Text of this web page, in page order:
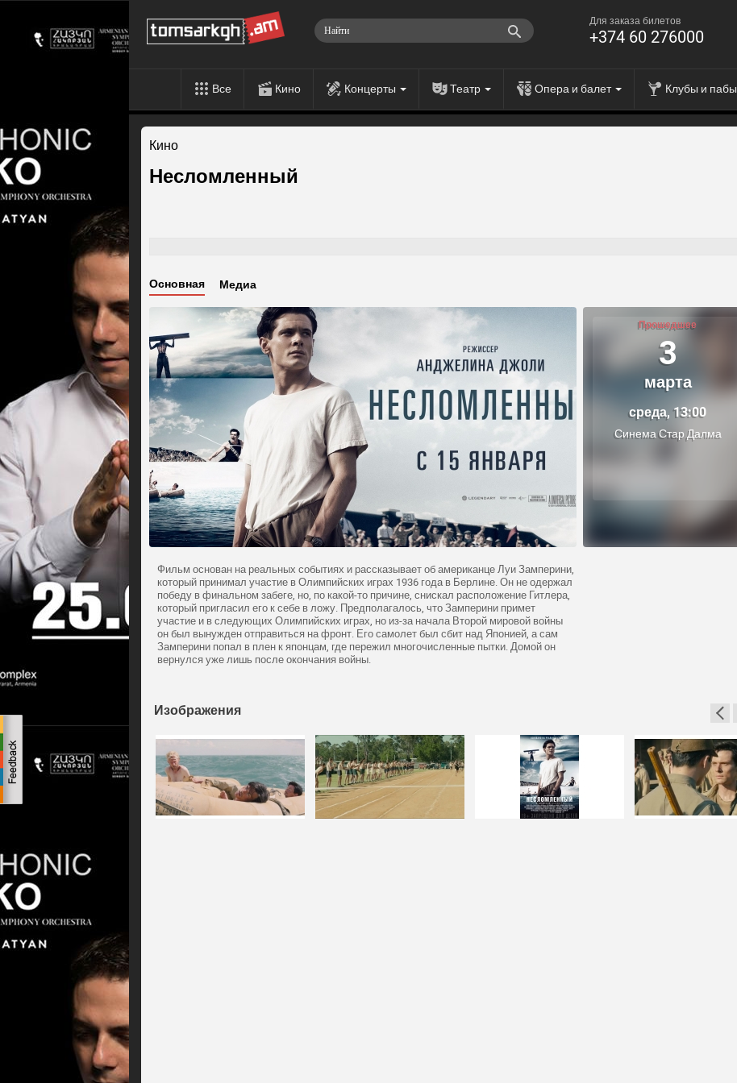
Для заказа билетов
+374 60 276000
Все Кино Концерты Театр Опера и балет Клубы и пабы
Кино
Несломленный
Основная Медиа
Прошедшее
3
марта
среда, 13:00
Синема Стар Далма
Фильм основан на реальных событиях и рассказывает об американце Луи Замперини,
который принимал участие в Олимпийских играх 1936 года в Берлине. Он не одержал
победу в финальном забеге, но, по какой-то причине, снискал расположение Гитлера,
который пригласил его к себе в ложу. Предполагалось, что Замперини примет
участие и в следующих Олимпийских играх, но из-за начала Второй мировой войны
он был вынужден отправиться на фронт. Его самолет был сбит над Японией, а сам
Замперини попал в плен к японцам, где пережил многочисленные пытки. Домой он
вернулся уже лишь после окончания войны.
Изображения